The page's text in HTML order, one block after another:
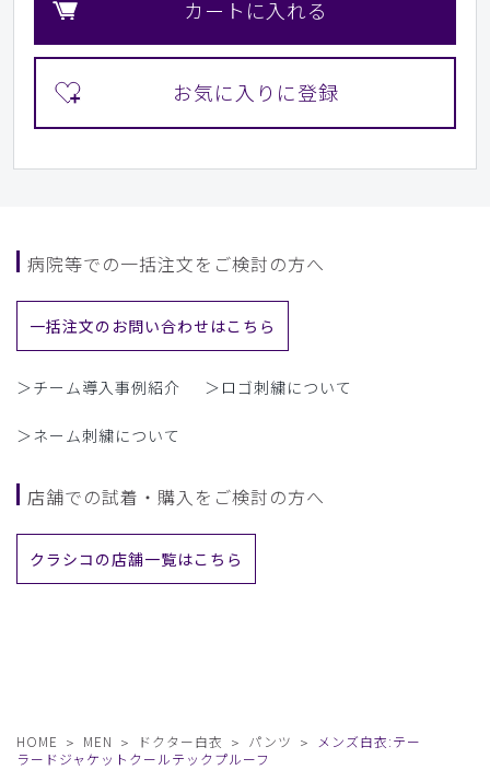
カートに入れる
病院等での一括注文をご検討の方へ
一括注文のお問い合わせはこちら
＞チーム導入事例紹介 ＞ロゴ刺繍について
＞ネーム刺繍について
店舗での試着・購入をご検討の方へ
クラシコの店舗一覧はこちら
HOME MEN ドクター白衣 パンツ
メンズ白衣:テー
ラードジャケットクールテックプルーフ